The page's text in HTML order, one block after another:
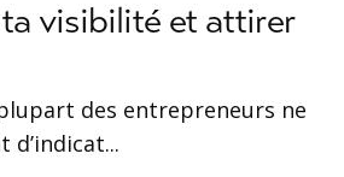
visibilité et attirer
des entrepreneurs ne
d’indicat...